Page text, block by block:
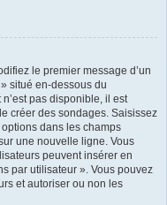
le premier message d’un
situé en-dessous du
pas disponible, il est
créer des sondages. Saisissez
dans les champs
une nouvelle ligne. Vous
peuvent insérer en
par utilisateur ». Vous pouvez
et autoriser ou non les